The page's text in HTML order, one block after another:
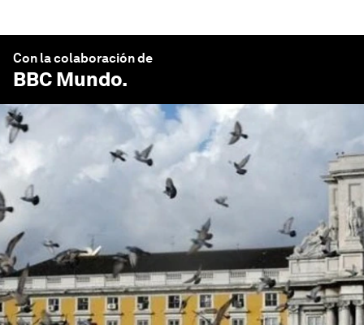
Con la colaboración de
BBC Mundo.